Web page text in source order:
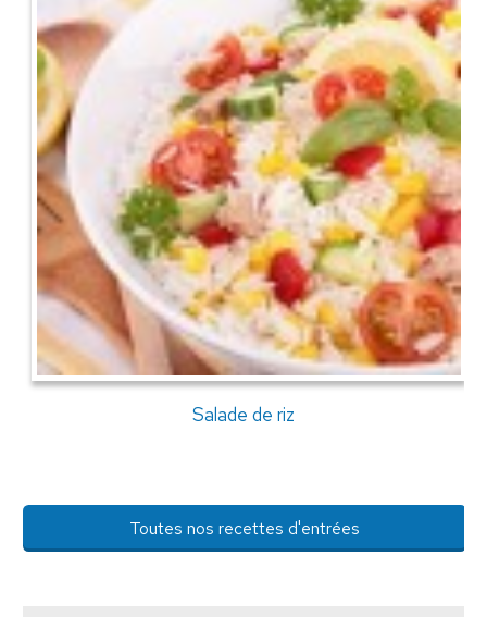
Salade de riz
Toutes nos recettes d'entrées